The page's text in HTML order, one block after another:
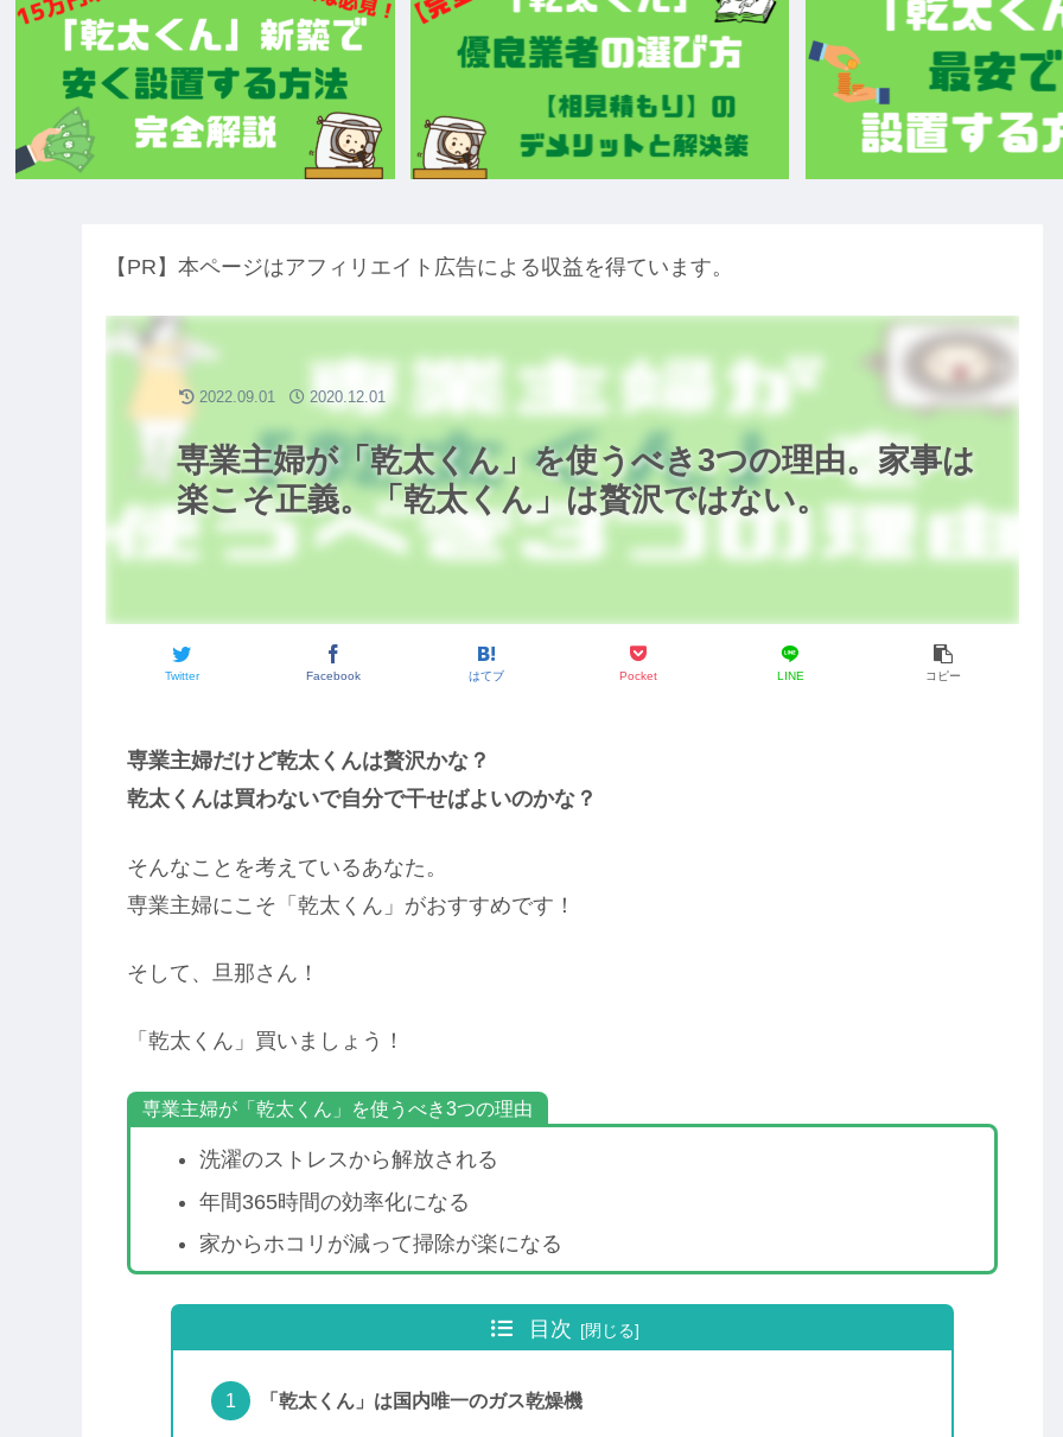
【PR】本ページはアフィリエイト広告による収益を得ています。
専業主婦が「乾太くん」を使うべき3つの理由。家事は
楽こそ正義。「乾太くん」は贅沢ではない。
Twitter Facebook はてブ Pocket LINE コピー
2022.09.01 2020.12.01
専業主婦だけど乾太くんは贅沢かな？
乾太くんは買わないで自分で干せばよいのかな？
そんなことを考えているあなた。
専業主婦にこそ「乾太くん」がおすすめです！
そして、旦那さん！
「乾太くん」買いましょう！
専業主婦が「乾太くん」を使うべき3つの理由
洗濯のストレスから解放される
年間365時間の効率化になる
家からホコリが減って掃除が楽になる
目次
「乾太くん」は国内唯一のガス乾燥機